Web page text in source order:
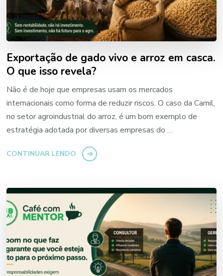
Exportação de gado vivo e arroz em casca.
O que isso revela?
Não é de hoje que empresas usam os mercados
internacionais como forma de reduzir riscos. O caso da Camil,
no setor agroindustrial do arroz, é um bom exemplo de
estratégia adotada por diversas empresas do …
CONTINUAR LENDO